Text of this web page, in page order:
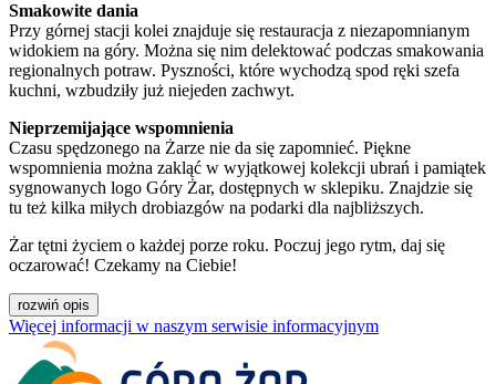
Smakowite dania
Przy górnej stacji kolei znajduje się restauracja z niezapomnianym
widokiem na góry. Można się nim delektować podczas smakowania
regionalnych potraw. Pyszności, które wychodzą spod ręki szefa
kuchni, wzbudziły już niejeden zachwyt.
Nieprzemijające wspomnienia
Czasu spędzonego na Żarze nie da się zapomnieć. Piękne
wspomnienia można zakląć w wyjątkowej kolekcji ubrań i pamiątek
sygnowanych logo Góry Żar, dostępnych w sklepiku. Znajdzie się
tu też kilka miłych drobiazgów na podarki dla najbliższych.
Żar tętni życiem o każdej porze roku. Poczuj jego rytm, daj się
oczarować! Czekamy na Ciebie!
rozwiń opis
Więcej informacji w naszym serwisie informacyjnym